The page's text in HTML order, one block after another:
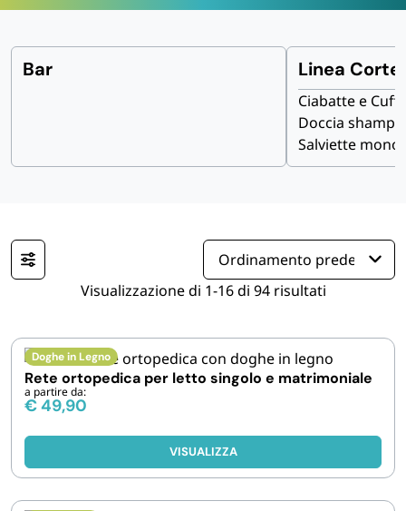
IGIENE E PULIZIA
FERRAMENTA E LINEA AUTO
AVVOLGENTI E CONTENITORI ALIMENTARI
PARTY
Personalizzazione Monouso
Bar Linea
Ciabatte e
Doccia
Salviette
Visualizzazione di 1-16 di 94 risultati
Doghe in Legno
Rete ortopedica per letto singolo e matrimoniale
a partire da:
€49,90
VISUALIZZA